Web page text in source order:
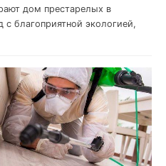
дом престарелых в
благоприятной экологией,